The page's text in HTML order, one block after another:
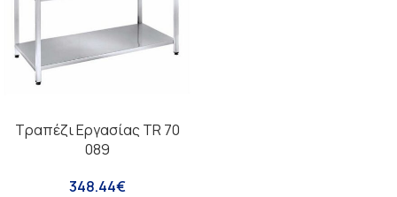
Τραπέζι Εργασίας TR 70
089
348.44€